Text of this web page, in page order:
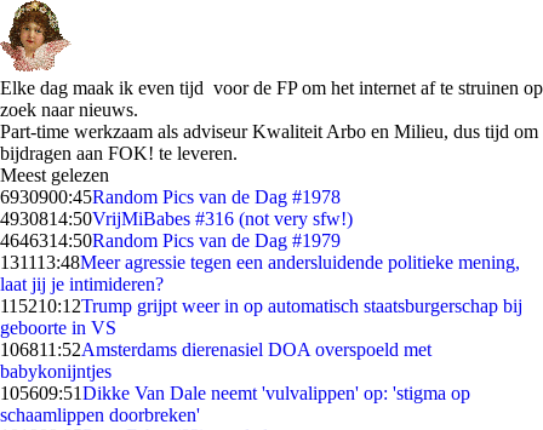
Elke dag maak ik even tijd voor de FP om het internet af te struinen op
zoek naar nieuws.
Part-time werkzaam als adviseur Kwaliteit Arbo en Milieu, dus tijd om
bijdragen aan FOK! te leveren.
Meest gelezen
6930900:45Random Pics van de Dag #1978
4930814:50VrijMiBabes #316 (not very sfw!)
4646314:50Random Pics van de Dag #1979
131113:48Meer agressie tegen een andersluidende politieke mening,
laat jij je intimideren?
115210:12Trump grijpt weer in op automatisch staatsburgerschap bij
geboorte in VS
106811:52Amsterdams dierenasiel DOA overspoeld met
babykonijntjes
105609:51Dikke Van Dale neemt 'vulvalippen' op: 'stigma op
schaamlippen doorbreken'